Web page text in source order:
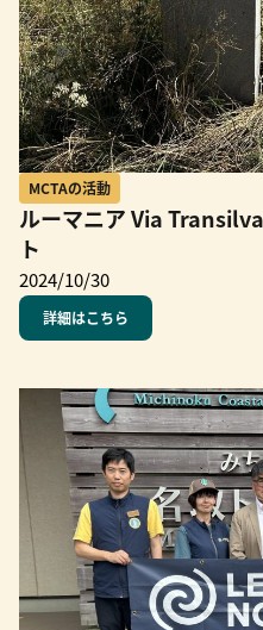
MCTAの活動
ルーマニア Via
ト
2024/10/30
詳細はこちら